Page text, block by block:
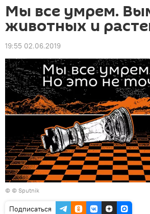
Мы все умрем.
животных и
19:55 02.06.2019
© © Sputnik
Подписаться